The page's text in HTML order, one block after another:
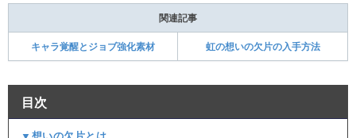
関連記事
キャラ覚醒とジョブ強化素材 虹の想いの欠片の入手方法
目次